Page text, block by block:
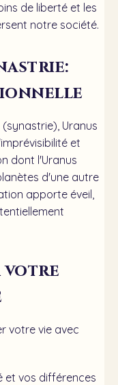
de liberté et les
notre société.
Uranus
et
dont l'Uranus
d'une autre
apporte éveil,
votre
votre vie avec
et vos différences